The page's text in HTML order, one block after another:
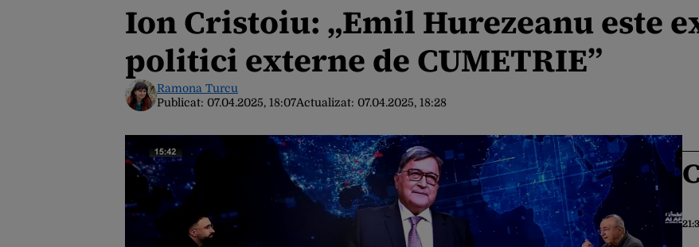
Ion Cristoiu: „Emil Hurezeanu este
politici externe de CUMETRIE”
Ramona Turcu
Publicat: 07.04.2025, 18:07Actualizat: 07.04.2025, 18:28